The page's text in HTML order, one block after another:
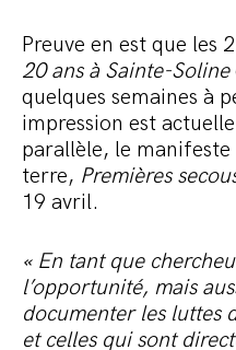
Preuve en est que les
20 ans à Sainte-Soline
quelques semaines à
impression est
parallèle, le manifeste
terre, Premières
19 avril.
« En tant que
l’opportunité, mais
documenter les luttes
et celles qui sont